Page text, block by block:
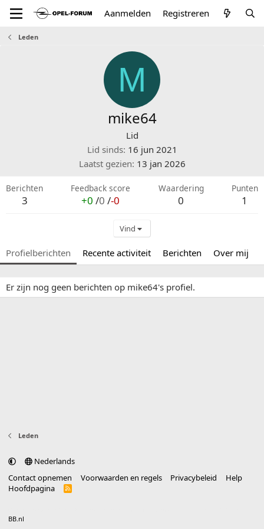
Aanmelden Registreren
Leden
M
mike64
Lid
Lid sinds 16 jun 2021
Laatst gezien 13 jan 2026
Berichten
3
Feedback score
+0 /0 /-0
Waardering
0
Punten
1
Vind
Profielberichten Recente activiteit Berichten Over mij
Er zijn nog geen berichten op mike64's profiel.
Leden
Nederlands
Contact opnemen
Voorwaarden en regels Privacybeleid
Help
Hoofdpagina
R
BB.nl